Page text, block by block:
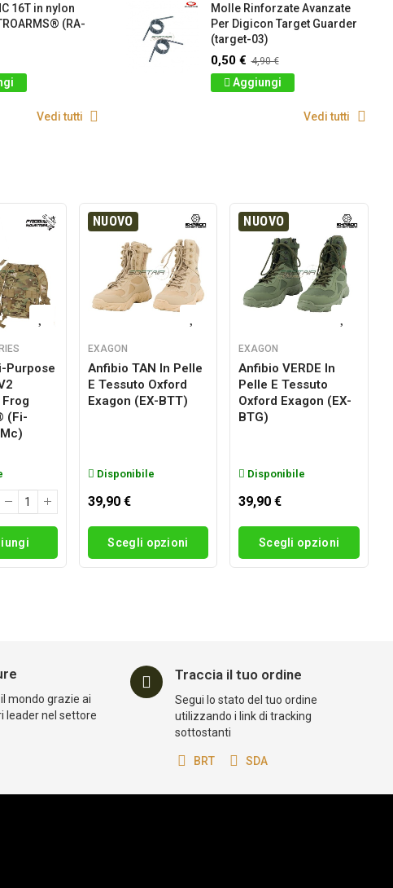
16T in nylon
(RA-
Vedi tutti
Molle Rinforzate Avanzate
Per Digicon Target Guarder
(target-03)
0,50 € 4,90 €
Aggiungi
Vedi tutti
Purpose
Frog
(fi-
NUOVO
EXAGON
Anfibio TAN In Pelle
E Tessuto Oxford
Exagon (EX-BTT)
Disponibile
39,90 €
Scegli opzioni
NUOVO
EXAGON
Anfibio VERDE In
Pelle E Tessuto
Oxford Exagon (EX-
BTG)
Disponibile
39,90 €
Scegli opzioni
mondo grazie ai
leader nel settore
Traccia il tuo ordine
Segui lo stato del tuo ordine
utilizzando i link di tracking
sottostanti
BRT SDA